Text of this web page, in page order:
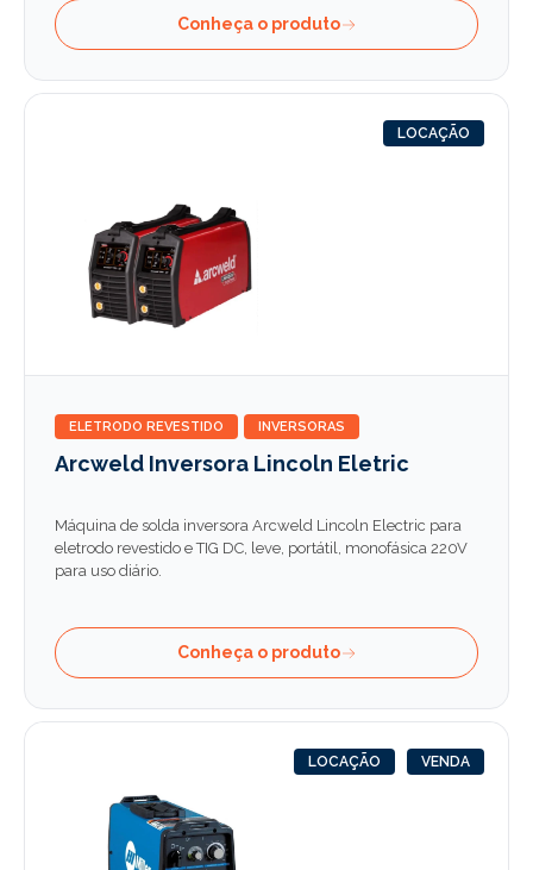
Conheça o produto
LOCAÇÃO
ELETRODO REVESTIDO INVERSORAS
Arcweld Inversora Lincoln Eletric
Máquina de solda inversora Arcweld Lincoln Electric para
eletrodo revestido e TIG DC, leve, portátil, monofásica 220V
para uso diário.
Conheça o produto
LOCAÇÃO VENDA